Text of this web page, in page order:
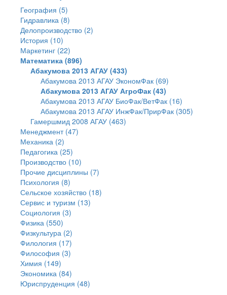
География (5)
Гидравлика (8)
Делопроизводство (2)
История (10)
Маркетинг (22)
Математика (896)
Абакумова 2013 АГАУ (433)
Абакумова 2013 АГАУ ЭкономФак (69)
Абакумова 2013 АГАУ АгроФак (43)
Абакумова 2013 АГАУ БиоФак/ВетФак (16)
Абакумова 2013 АГАУ ИнжФак/ПрирФак (305)
Гамершмид 2008 АГАУ (463)
Менеджмент (47)
Механика (2)
Педагогика (25)
Производство (10)
Прочие дисциплины (7)
Психология (8)
Сельское хозяйство (18)
Сервис и туризм (13)
Социология (3)
Физика (550)
Физкультура (2)
Филология (17)
Философия (3)
Химия (149)
Экономика (84)
Юриспруденция (48)